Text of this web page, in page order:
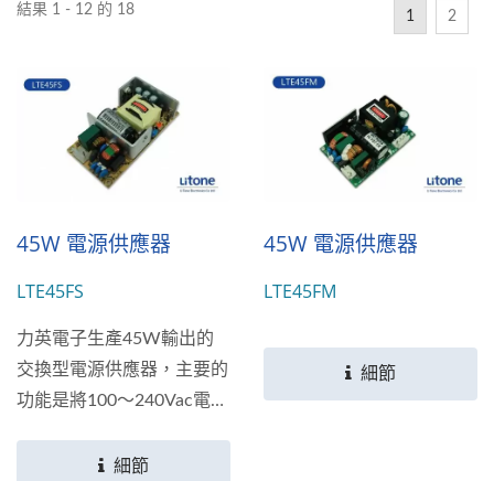
結果 1 - 12 的 18 1 2
45W 電源供應器
LTE45FS
力英電子生產45W輸出的
交換型電源供應器，主要的
功能是將100～240Vac電壓
+5V、+9V、+12V、
細節
45W 電源供應器
LTE45FM
細節